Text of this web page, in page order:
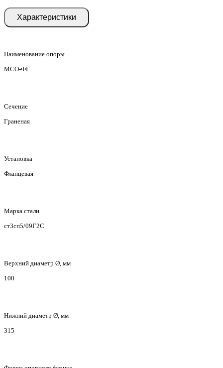
Характеристики
Наименование опоры
МСО-ФГ
Сечение
Граненая
Установка
Фланцевая
Марка стали
ст3сп5/09Г2С
Верхний диаметр Ø, мм
100
Нижний диаметр Ø, мм
315